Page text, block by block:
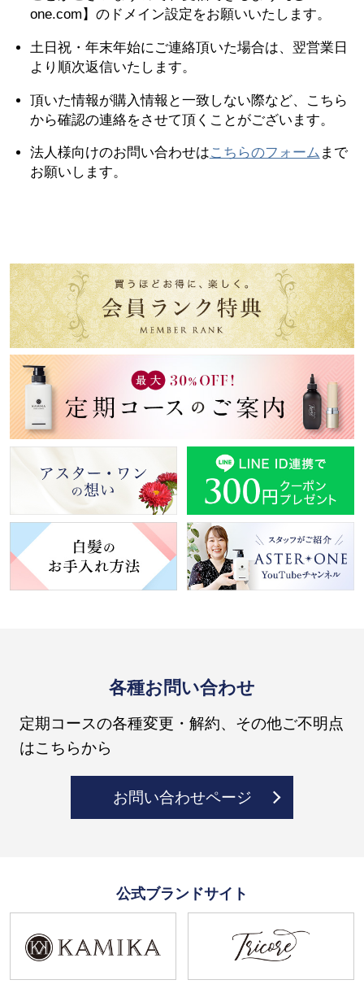
one.com】のドメイン設定をお願いいたします。
土日祝・年末年始にご連絡頂いた場合は、翌営業日
より順次返信いたします。
頂いた情報が購入情報と一致しない際など、こちら
から確認の連絡をさせて頂くことがございます。
法人様向けのお問い合わせはこちらのフォーム まで
お願いします。
各種お問い合わせ
定期コースの各種変更・解約、その他ご不明点
はこちらから
お問い合わせページ
公式ブランドサイト